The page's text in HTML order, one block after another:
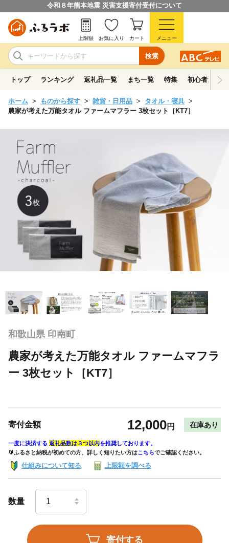
令和８年熊本地震 災害支援寄付受付について
検索
上限額 お気に入り カート メニュー
トップ ランキング 返礼品一覧 まち一覧 特集 初心者ガイド
ホーム ものから探す 雑貨・日用品
タオル・寝具
農家が考えた万能タオル ファームマフラー 3枚セット［KT7］
和歌山県 印南町
農家が考えた万能タオル ファームマフラ
ー 3枚セット［KT7］
寄付金額 12,000円 在庫あり
一度に決済する 返礼品数は３つ以内を推奨しております。
🔰ふるさと納税が初めての方、詳しく知りたい方はこちらでご確認ください。
仕組みについて知る 上限額を調べる
数量
寄付する